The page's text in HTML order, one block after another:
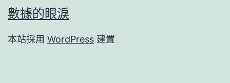
數據的眼淚
本站採用 WordPress 建置